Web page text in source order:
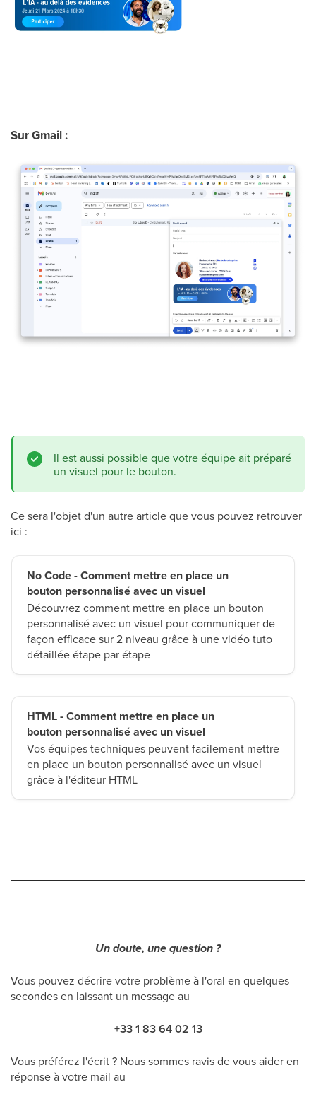
Sur Gmail :
Il est aussi possible que votre équipe ait préparé
un visuel pour le bouton.
Ce sera l'objet d'un autre article que vous pouvez retrouver
ici :
No Code - Comment mettre en place un
bouton personnalisé avec un visuel
Découvrez comment mettre en place un bouton
personnalisé avec un visuel pour communiquer de
façon efficace sur 2 niveau grâce à une vidéo tuto
détaillée étape par étape
HTML - Comment mettre en place un
bouton personnalisé avec un visuel
Vos équipes techniques peuvent facilement mettre
en place un bouton personnalisé avec un visuel
grâce à l'éditeur HTML
Un doute, une question ?
Vous pouvez décrire votre problème à l'oral en quelques
secondes en laissant un message au
+33 1 83 64 02 13
Vous préférez l'écrit ? Nous sommes ravis de vous aider en
réponse à votre mail au